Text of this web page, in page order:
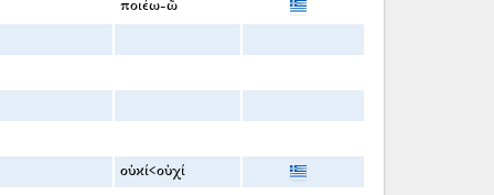
ποιέω-ῶ
οὐκί<οὐχί